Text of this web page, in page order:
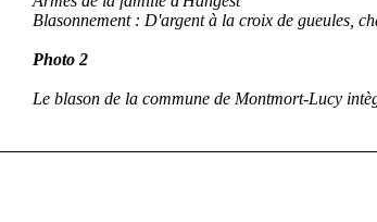
Blasonnement : D'argent à la croix de gueules,
Photo 2
Le blason de la commune de Montmort-Lucy